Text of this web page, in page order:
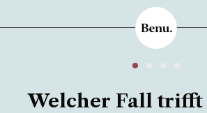
Welcher Fall trifft